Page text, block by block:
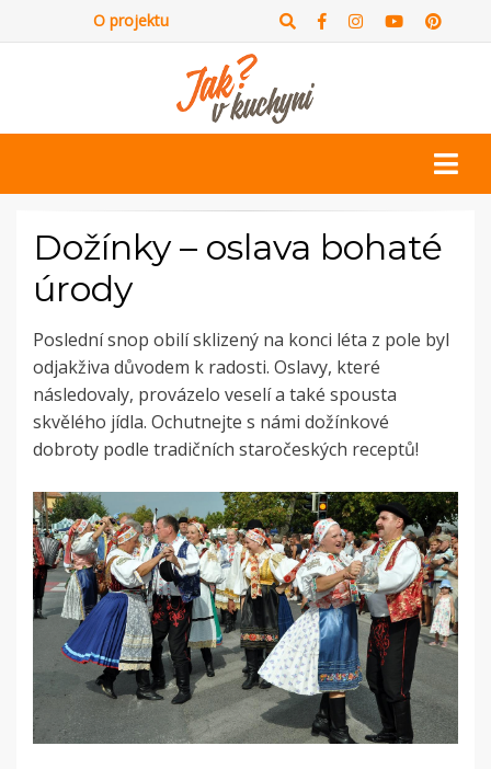
O projektu
Dožínky – oslava bohaté
úrody
Poslední snop obilí sklizený na konci léta z pole byl
odjakživa důvodem k radosti. Oslavy, které
následovaly, provázelo veselí a také spousta
skvělého jídla. Ochutnejte s námi dožínkové
dobroty podle tradičních staročeských receptů!